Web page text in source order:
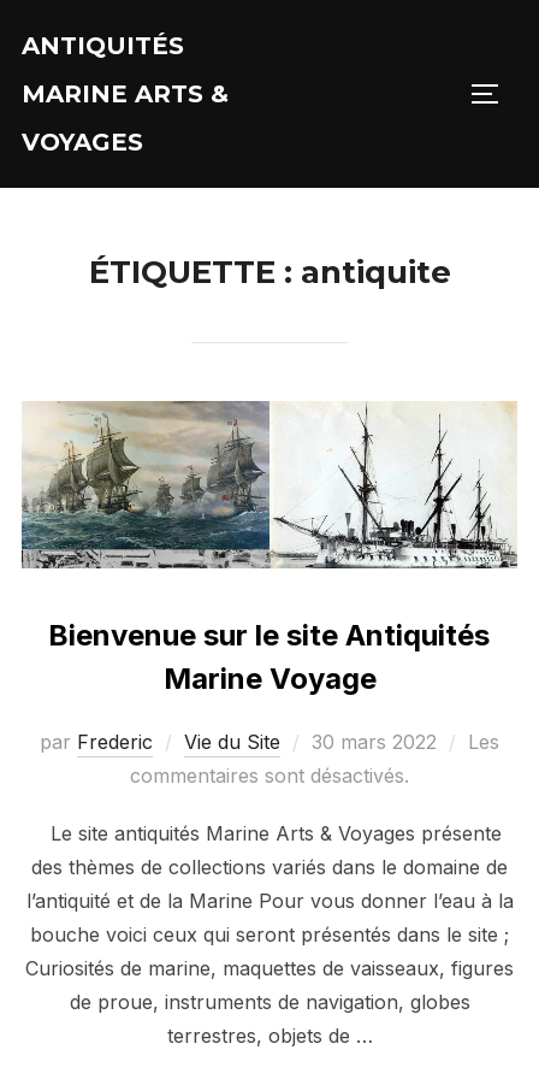
contenu
ANTIQUITÉS
MARINE ARTS &
VOYAGES
ÉTIQUETTE : antiquite
Bienvenue sur le site Antiquités
Marine Voyage
par Frederic Vie du Site
Publié
le
30 mars 2022
Les
commentaires sont désactivés.
Le site antiquités Marine Arts & Voyages présente
des thèmes de collections variés dans le domaine de
l’antiquité et de la Marine Pour vous donner l’eau à la
bouche voici ceux qui seront présentés dans le site ;
Curiosités de marine, maquettes de vaisseaux, figures
de proue, instruments de navigation, globes
terrestres, objets de …